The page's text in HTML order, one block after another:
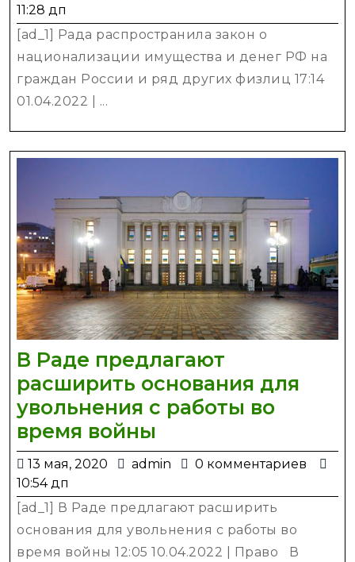
о
2020
11:28 дп
[ad_1] Рада распространила закон о
национализации имущества и денег РФ на
граждан России и ряд других физлиц 17:14
01.04.2022 | ...
В Раде предлагают
расширить основания для
увольнения с работы во
время войны
Раде
предлагают
расширить
основания
для
13 мая, 2020
13
2020
admin admin
0 комментариев
10:54 дп
[ad_1] В Раде предлагают расширить
основания для увольнения с работы во
время войны 12:05 10.04.2022 | Право В